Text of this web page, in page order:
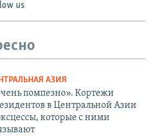
us
АЗИЯ
помпезно». Кортежи
в Центральной Азии
которые с ними